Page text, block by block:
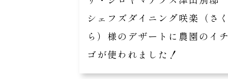
シェフズダイニング咲楽（さ
ら）様のデザートに農園のイ
ゴが使われました！